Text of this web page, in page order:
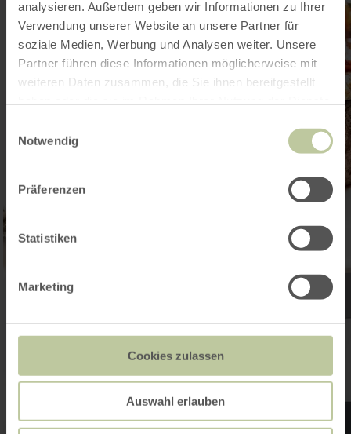
analysieren. Außerdem geben wir Informationen zu Ihrer
Verwendung unserer Website an unsere Partner für
soziale Medien, Werbung und Analysen weiter. Unsere
Partner führen diese Informationen möglicherweise mit
weiteren Daten zusammen, die Sie ihnen bereitgestellt
Notwendig
Präferenzen
Statistiken
Marketing
Cookies zulassen
Auswahl erlauben